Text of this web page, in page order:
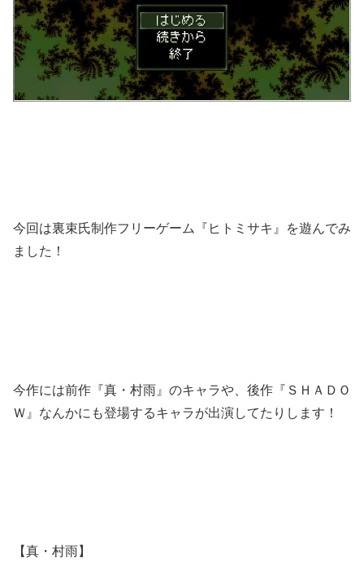
今回は裏束氏制作フリーゲーム『ヒトミサキ』を遊んでみ
ました！
今作には前作『真・村雨』のキャラや、後作『ＳＨＡＤＯ
Ｗ』なんかにも登場するキャラが出演してたりします！
【真・村雨】